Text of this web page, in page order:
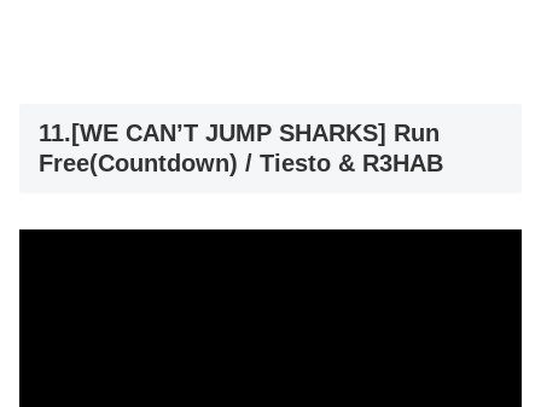
11.[WE CAN’T JUMP SHARKS] Run
Free(Countdown) / Tiesto & R3HAB